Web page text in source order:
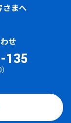
さまへ
せ
135